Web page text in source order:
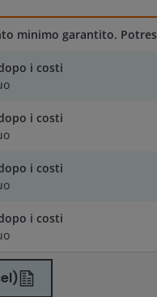
minimo garantito.
i costi
i costi
i costi
i costi